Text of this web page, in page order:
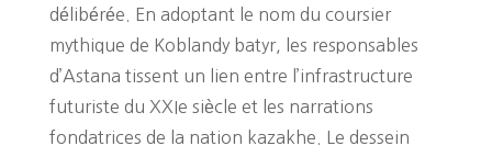
délibérée. En adoptant le nom du coursier
mythique de Koblandy batyr, les responsables
d’Astana tissent un lien entre l’infrastructure
futuriste du XXIe siècle et les narrations
fondatrices de la nation kazakhe. Le dessein